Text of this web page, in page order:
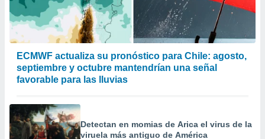
ECMWF actualiza su pronóstico para Chile: agosto,
septiembre y octubre mantendrían una señal
favorable para las lluvias
Detectan en momias de Arica el virus de la
viruela más antiguo de América